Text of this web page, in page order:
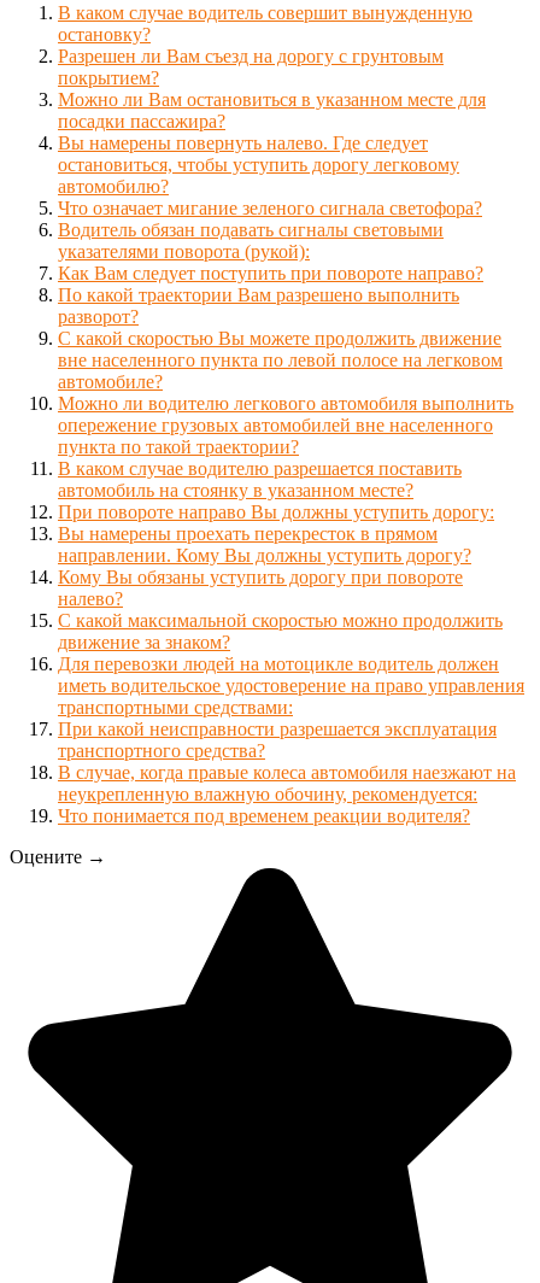
В каком случае водитель совершит вынужденную
остановку?
Разрешен ли Вам съезд на дорогу с грунтовым
покрытием?
Можно ли Вам остановиться в указанном месте для
посадки пассажира?
Вы намерены повернуть налево. Где следует
остановиться, чтобы уступить дорогу легковому
автомобилю?
Что означает мигание зеленого сигнала светофора?
Водитель обязан подавать сигналы световыми
указателями поворота (рукой):
Как Вам следует поступить при повороте направо?
По какой траектории Вам разрешено выполнить
разворот?
С какой скоростью Вы можете продолжить движение
вне населенного пункта по левой полосе на легковом
автомобиле?
Можно ли водителю легкового автомобиля выполнить
опережение грузовых автомобилей вне населенного
пункта по такой траектории?
В каком случае водителю разрешается поставить
автомобиль на стоянку в указанном месте?
При повороте направо Вы должны уступить дорогу:
Вы намерены проехать перекресток в прямом
направлении. Кому Вы должны уступить дорогу?
Кому Вы обязаны уступить дорогу при повороте
налево?
С какой максимальной скоростью можно продолжить
движение за знаком?
Для перевозки людей на мотоцикле водитель должен
иметь водительское удостоверение на право управления
транспортными средствами:
При какой неисправности разрешается эксплуатация
транспортного средства?
В случае, когда правые колеса автомобиля наезжают на
неукрепленную влажную обочину, рекомендуется:
Что понимается под временем реакции водителя?
Оцените →